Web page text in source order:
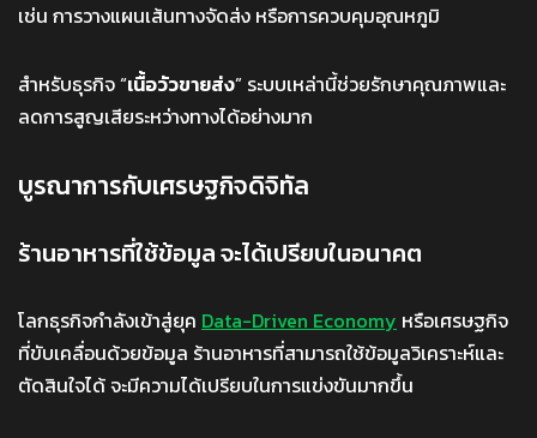
เช่น การวางแผนเส้นทางจัดส่ง หรือการควบคุมอุณหภูมิ
สำหรับธุรกิจ “เนื้อวัวขายส่ง” ระบบเหล่านี้ช่วยรักษาคุณภาพและ
ลดการสูญเสียระหว่างทางได้อย่างมาก
บูรณาการกับเศรษฐกิจดิจิทัล
ร้านอาหารที่ใช้ข้อมูล จะได้เปรียบในอนาคต
โลกธุรกิจกำลังเข้าสู่ยุค Data-Driven Economy หรือเศรษฐกิจ
ที่ขับเคลื่อนด้วยข้อมูล ร้านอาหารที่สามารถใช้ข้อมูลวิเคราะห์และ
ตัดสินใจได้ จะมีความได้เปรียบในการแข่งขันมากขึ้น